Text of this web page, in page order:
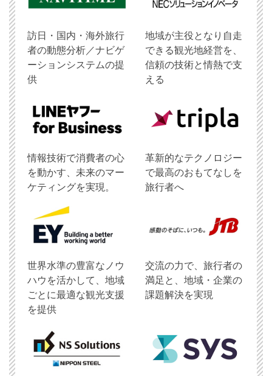
訪日・国内・海外旅行
者の動態分析／ナビゲ
ーションシステムの提
供
地域が主役となり自走
できる観光地経営を、
信頼の技術と情熱で支
える
情報技術で消費者の心
を動かす、未来のマー
ケティングを実現。
革新的なテクノロジー
で最高のおもてなしを
旅行者へ
世界水準の豊富なノウ
ハウを活かして、地域
ごとに最適な観光支援
を提供
交流の力で、旅行者の
満足と、地域・企業の
課題解決を実現